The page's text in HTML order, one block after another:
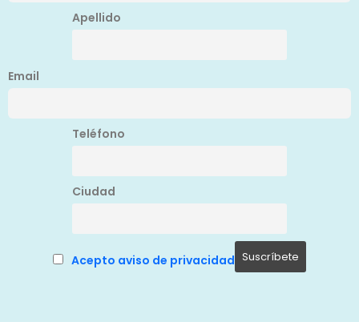
Apellido
Email
Teléfono
Ciudad
Acepto aviso de privacidad